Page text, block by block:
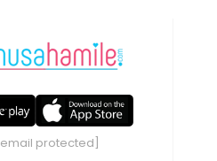
[email protected]